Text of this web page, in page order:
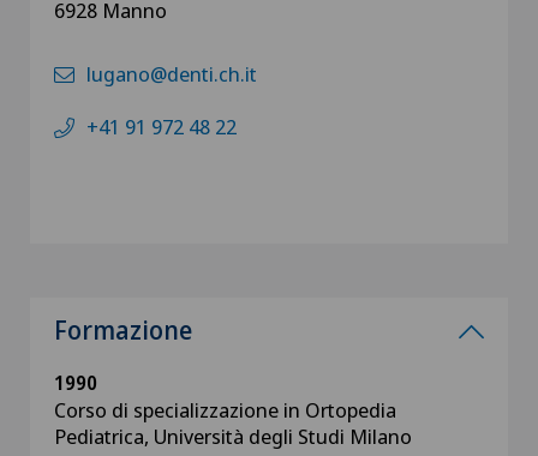
6928 Manno
lugano@denti.ch.it
+41 91 972 48 22
Formazione
1990
Corso di specializzazione in Ortopedia
Pediatrica, Università degli Studi Milano